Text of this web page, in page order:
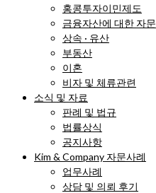
홍콩투자이민제도
금융자산에 대한 자문
상속 · 유산
부동산
이혼
비자 및 체류관련
소식 및 자료
판례 및 법규
법률상식
공지사항
Kim & Company 자문사례
업무사례
상담 및 의뢰 후기